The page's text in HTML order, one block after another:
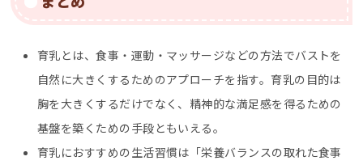
育乳とは、食事・運動・マッサージなどの方法でバストを
自然に大きくするためのアプローチを指す。育乳の目的は
胸を大きくするだけでなく、精神的な満足感を得るための
基盤を築くための手段ともいえる。
育乳におすすめの生活習慣は「栄養バランスの取れた食事